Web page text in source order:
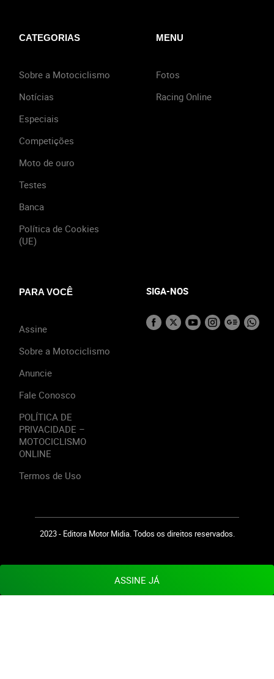
CATEGORIAS
Sobre a Motociclismo
Notícias
Especiais
Competições
Moto de ouro
Testes
Banca
Política de Cookies
(UE)
MENU
Fotos
Racing Online
PARA VOCÊ
Assine
Sobre a Motociclismo
Anuncie
Fale Conosco
POLÍTICA DE
PRIVACIDADE –
MOTOCICLISMO
ONLINE
Termos de Uso
SIGA-NOS
2023 - Editora Motor Midia. Todos os direitos reservados.
ASSINE JÁ